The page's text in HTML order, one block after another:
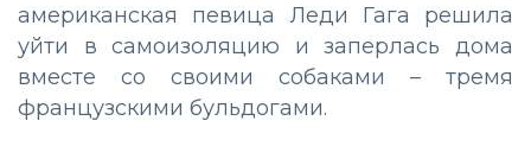
американская певица Леди Гага решила
уйти в самоизоляцию и заперлась дома
вместе со своими собаками – тремя
французскими бульдогами.